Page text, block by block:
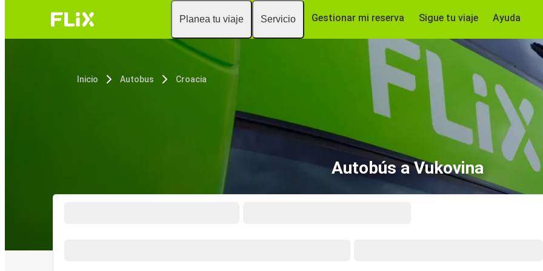
Planea tu viaje Servicio Gestionar mi reserva Sigue tu viaje Ayuda
Inicio Autobus Croacia
Autobús a Vukovina